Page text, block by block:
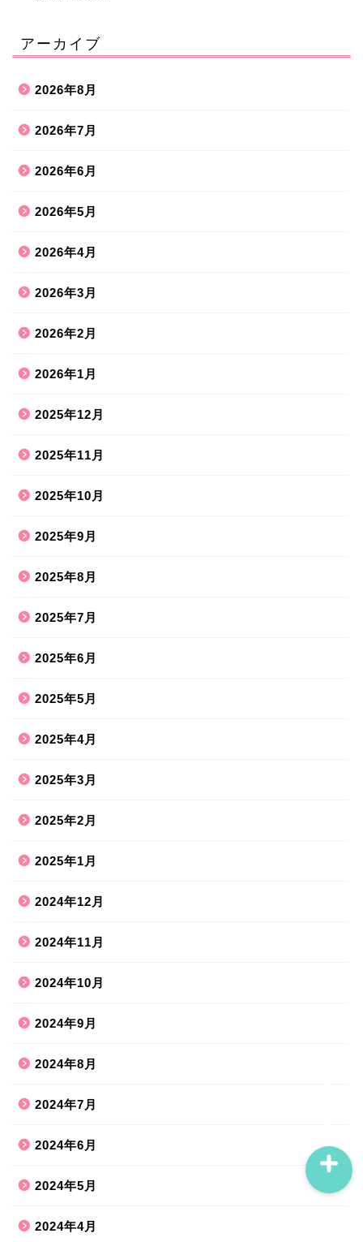
アーカイブ
2026年8月
2026年7月
2026年6月
2026年5月
2026年4月
2026年3月
2026年2月
2026年1月
2025年12月
2025年11月
2025年10月
2025年9月
2025年8月
2025年7月
2025年6月
2025年5月
2025年4月
2025年3月
2025年2月
2025年1月
2024年12月
2024年11月
2024年10月
2024年9月
2024年8月
2024年7月
2024年6月
2024年5月
2024年4月